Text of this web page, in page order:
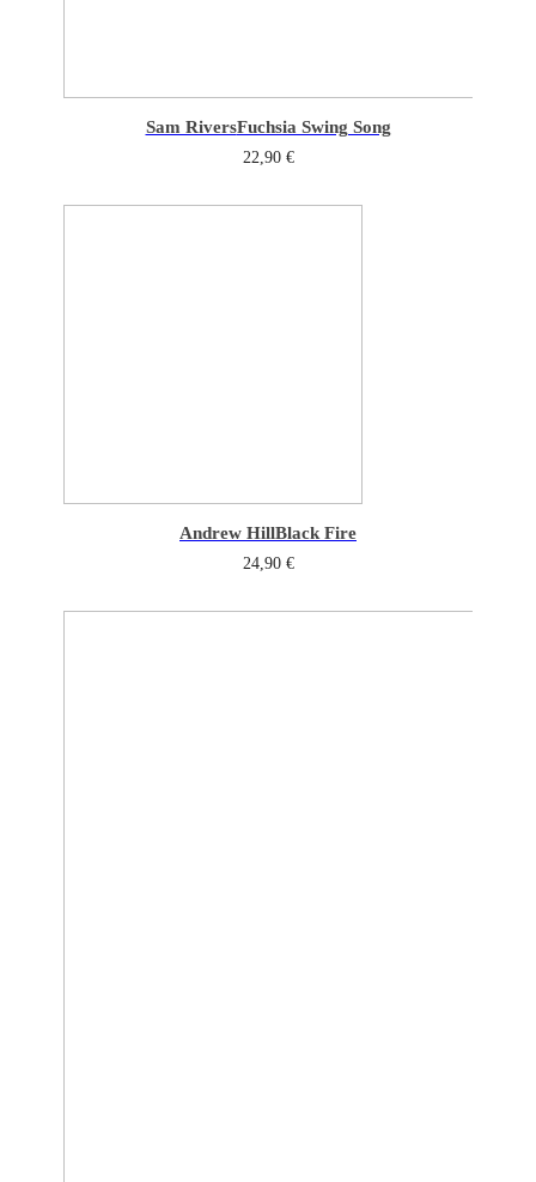
Sam RiversFuchsia Swing Song
22,90 €
Andrew HillBlack Fire
24,90 €